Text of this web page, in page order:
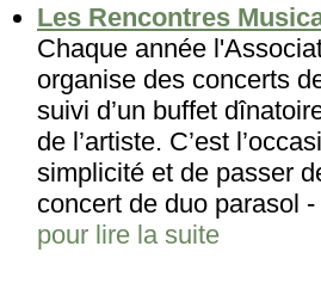
Les Rencontres
Chaque année
organise des concerts
suivi d’un buffet
de l’artiste. C’est
simplicité et de passer
concert de duo parasol
pour lire la suite